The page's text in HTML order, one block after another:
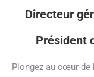
Directeur
Président
Plongez au cœur de